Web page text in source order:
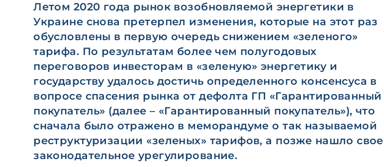
Летом 2020 года рынок возобновляемой энергетики в
Украине снова претерпел изменения, которые на этот раз
обусловлены в первую очередь снижением «зеленого»
тарифа. По результатам более чем полугодовых
переговоров инвесторам в «зеленую» энергетику и
государству удалось достичь определенного консенсуса в
вопросе спасения рынка от дефолта ГП «Гарантированный
покупатель» (далее – «Гарантированный покупатель»), что
сначала было отражено в меморандуме о так называемой
реструктуризации «зеленых» тарифов, а позже нашло свое
законодательное урегулирование.